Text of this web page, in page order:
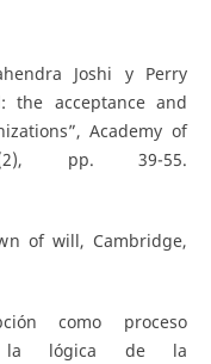
Joshi y Perry
the acceptance and
Academy of
pp. 39-55.
of will, Cambridge,
como proceso
la lógica de la